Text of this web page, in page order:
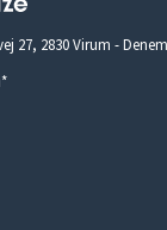
27, 2830 Virum -